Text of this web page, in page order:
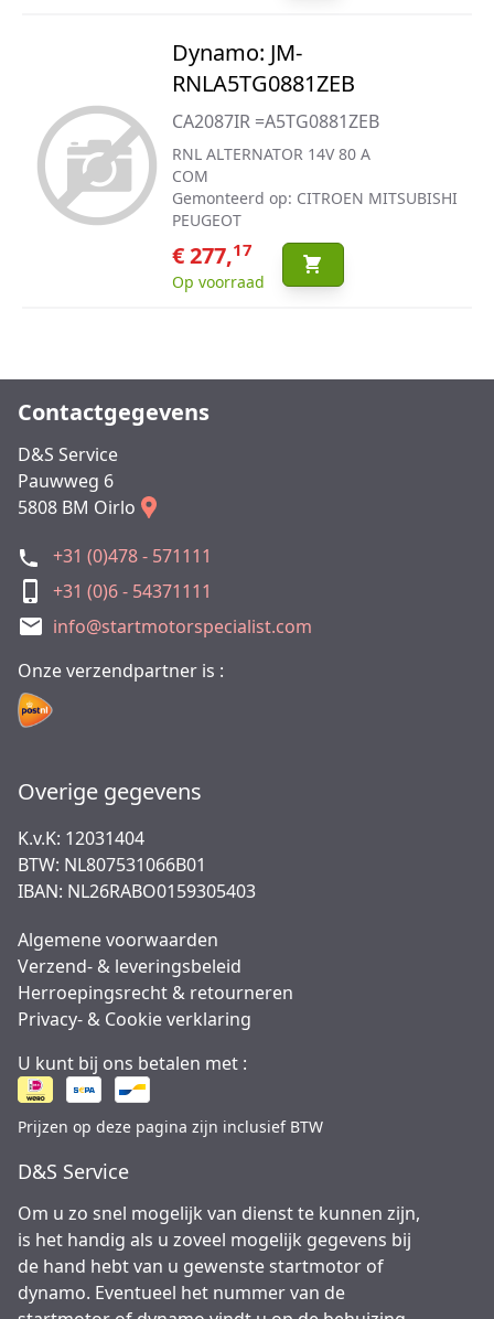
Dynamo: JM-
RNLA5TG0881ZEB
CA2087IR =A5TG0881ZEB
RNL ALTERNATOR 14V 80 A
COM
Gemonteerd op: CITROEN MITSUBISHI
PEUGEOT
€ 277,17
Op voorraad
Contactgegevens
D&S Service
Pauwweg 6
5808 BM Oirlo
+31 (0)478 - 571111
+31 (0)6 - 54371111
info@startmotorspecialist.com
Onze verzendpartner is :
Overige gegevens
K.v.K: 12031404
BTW: NL807531066B01
IBAN: NL26RABO0159305403
Algemene voorwaarden
Verzend- & leveringsbeleid
Herroepingsrecht & retourneren
Privacy- & Cookie verklaring
U kunt bij ons betalen met :
Prijzen op deze pagina zijn inclusief BTW
D&S Service
Om u zo snel mogelijk van dienst te kunnen zijn,
is het handig als u zoveel mogelijk gegevens bij
de hand hebt van u gewenste startmotor of
dynamo. Eventueel het nummer van de